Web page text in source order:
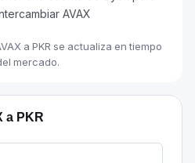
AVAX
a PKR se actualiza en tiempo
mercado.
a PKR